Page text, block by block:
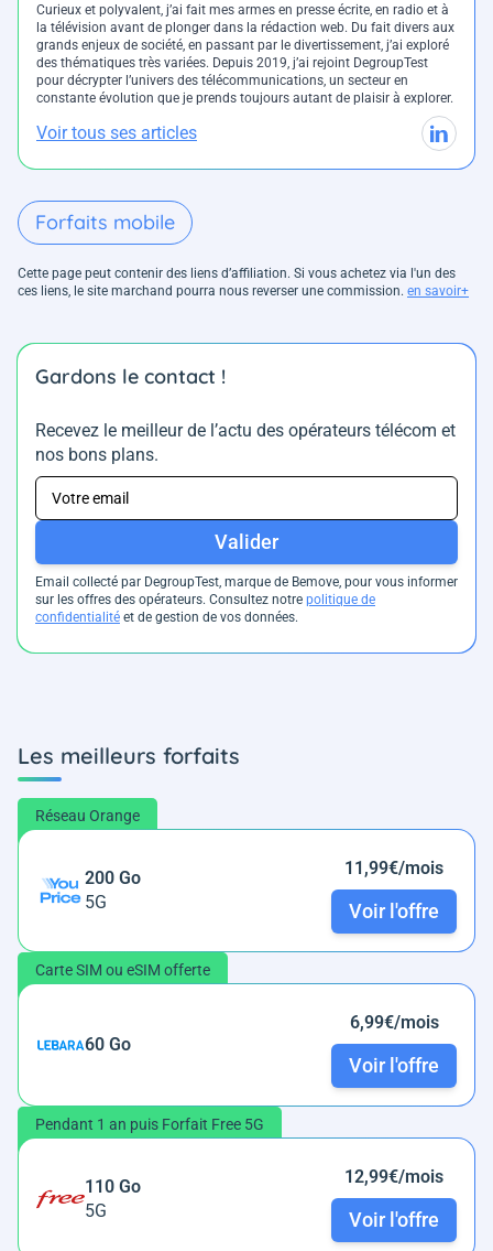
Curieux et polyvalent, j’ai fait mes armes en presse écrite, en radio et à
la télévision avant de plonger dans la rédaction web. Du fait divers aux
grands enjeux de société, en passant par le divertissement, j’ai exploré
des thématiques très variées. Depuis 2019, j’ai rejoint DegroupTest
pour décrypter l’univers des télécommunications, un secteur en
constante évolution que je prends toujours autant de plaisir à explorer.
Voir tous ses articles
Forfaits mobile
Cette page peut contenir des liens d’affiliation. Si vous achetez via l'un des
ces liens, le site marchand pourra nous reverser une commission. en savoir+
Gardons le contact !
Recevez le meilleur de l’actu des opérateurs télécom et
nos bons plans.
Valider
Email collecté par DegroupTest, marque de Bemove, pour vous informer
sur les offres des opérateurs. Consultez notre politique de
confidentialité et de gestion de vos données.
Les meilleurs forfaits
Réseau Orange
200 Go
5G
11,99€/mois
Voir l'offre
Carte SIM ou eSIM offerte
60 Go
6,99€/mois
Voir l'offre
Pendant 1 an puis Forfait Free 5G
110 Go
5G
12,99€/mois
Voir l'offre